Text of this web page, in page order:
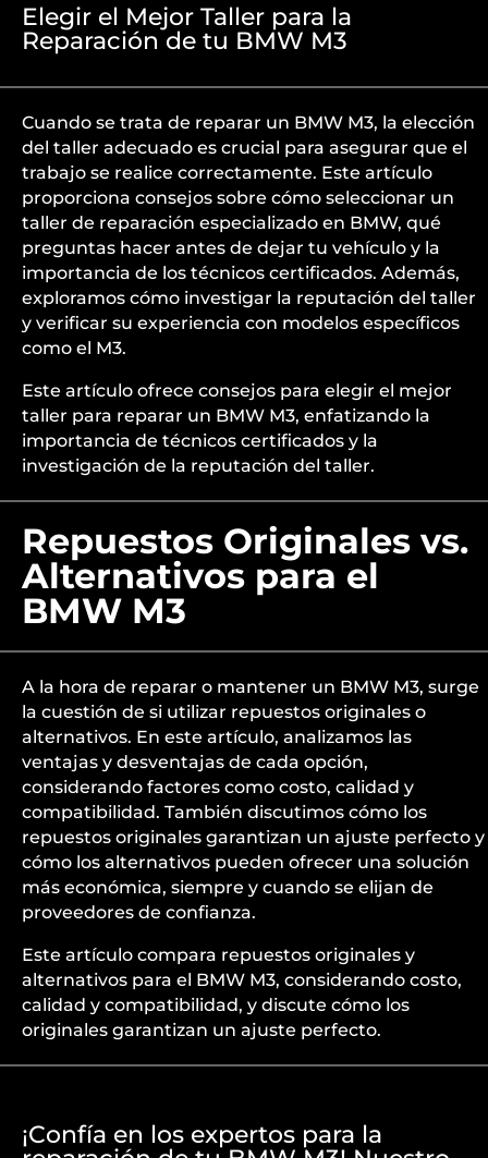
Elegir el Mejor Taller para la
Reparación de tu BMW M3
Cuando se trata de reparar un BMW M3, la elección
del taller adecuado es crucial para asegurar que el
trabajo se realice correctamente. Este artículo
proporciona consejos sobre cómo seleccionar un
taller de reparación especializado en BMW, qué
preguntas hacer antes de dejar tu vehículo y la
importancia de los técnicos certificados. Además,
exploramos cómo investigar la reputación del taller
y verificar su experiencia con modelos específicos
como el M3.
Este artículo ofrece consejos para elegir el mejor
taller para reparar un BMW M3, enfatizando la
importancia de técnicos certificados y la
investigación de la reputación del taller.
Repuestos Originales vs.
Alternativos para el
BMW M3
A la hora de reparar o mantener un BMW M3, surge
la cuestión de si utilizar repuestos originales o
alternativos. En este artículo, analizamos las
ventajas y desventajas de cada opción,
considerando factores como costo, calidad y
compatibilidad. También discutimos cómo los
repuestos originales garantizan un ajuste perfecto y
cómo los alternativos pueden ofrecer una solución
más económica, siempre y cuando se elijan de
proveedores de confianza.
Este artículo compara repuestos originales y
alternativos para el BMW M3, considerando costo,
calidad y compatibilidad, y discute cómo los
originales garantizan un ajuste perfecto.
¡Confía en los expertos para la